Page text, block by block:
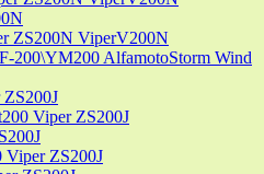
ZS200N ViperV200N
200\YM200 AlfamotoStorm Wind
Viper ZS200J
Viper ZS200J